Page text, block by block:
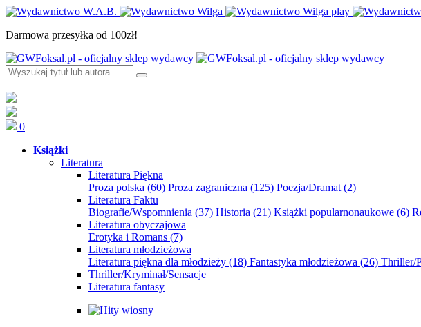
Darmowa przesyłka od 100zł!
0
Książki
Literatura
Literatura Piękna
Proza polska (60) Proza zagraniczna (125) Poezja/Dramat (2)
Literatura Faktu
Biografie/Wspomnienia (37) Historia (21) Książki popularnonaukowe (6)
Literatura obyczajowa
Erotyka i Romans (7)
Literatura młodzieżowa
Literatura piękna dla młodzieży (18) Fantastyka młodzieżowa (26) Thriller/
Thriller/Kryminał/Sensacje
Literatura fantasy